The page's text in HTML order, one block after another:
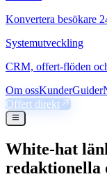
Konvertera besökare
Systemutveckling
CRM, offert-flöden
Om ossKunderGuider
Offert direkt
White-hat
redaktionella